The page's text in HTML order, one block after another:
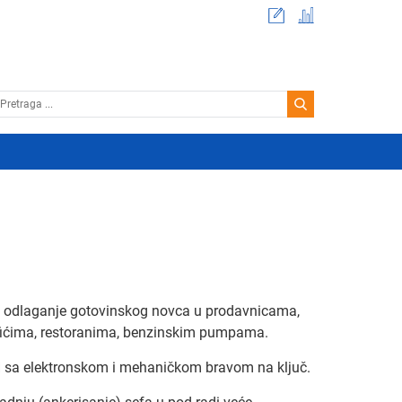
gotovinskog novca u prodavnicama,
restoranima, benzinskim pumpama.
sa elektronskom i mehaničkom bravom na ključ.